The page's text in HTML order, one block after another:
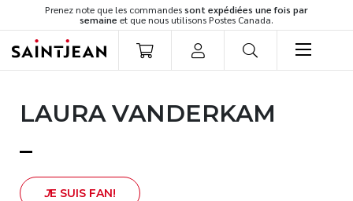
Prenez note que les commandessont expédiées une fois par
semaine et que nous utilisons Postes Canada.
Romans
Littérature jeunesse
LAURA VANDERKAM
JE SUIS FAN!